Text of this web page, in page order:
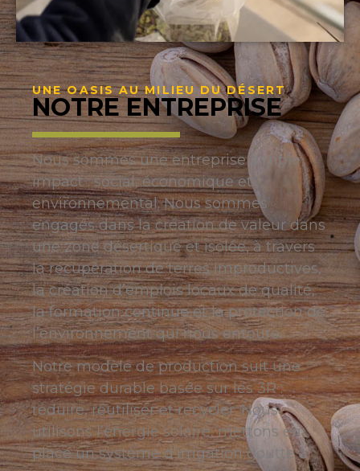
NOTRE ENTREPRISE
Nous sommes une entreprise à triple
impact : social, économique et
environnemental. Nous sommes
engagés dans la création de valeur dans
une zone désertique et isolée, à travers
la récupération de terres improductives,
la création d’emplois locaux de qualité,
la formation continue et la protection de
l’environnement qui nous entoure.
Notre modèle de production suit une
stratégie durable basée sur les 3R :
réduire, réutiliser et recycler. Nous
utilisons l’énergie solaire, mettons en
place un système d’irrigation goutte à
UNE OASIS AU MILIEU DU DÉSERT